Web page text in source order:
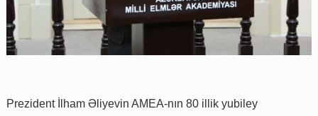
Prezident İlham Əliyevin AMEA-nın 80 illik yubiley